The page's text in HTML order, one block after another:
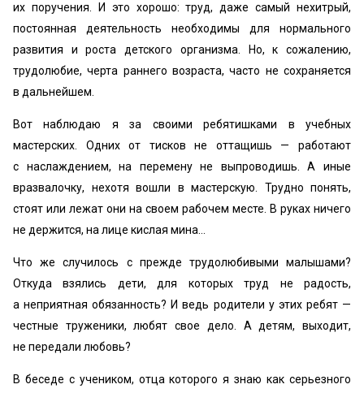
их поручения. И это хорошо: труд, даже самый нехитрый,
постоянная деятельность необходимы для нормального
развития и роста детского организма. Но, к сожалению,
трудолюбие, черта раннего возраста, часто не сохраняется
в дальнейшем.
Вот наблюдаю я за своими ребятишками в учебных
мастерских. Одних от тисков не оттащишь — работают
с наслаждением, на перемену не выпроводишь. А иные
вразвалочку, нехотя вошли в мастерскую. Трудно понять,
стоят или лежат они на своем рабочем месте. В руках ничего
не держится, на лице кислая мина…
Что же случилось с прежде трудолюбивыми малышами?
Откуда взялись дети, для которых труд не радость,
а неприятная обязанность? И ведь родители у этих ребят —
честные труженики, любят свое дело. А детям, выходит,
не передали любовь?
В беседе с учеником, отца которого я знаю как серьезного